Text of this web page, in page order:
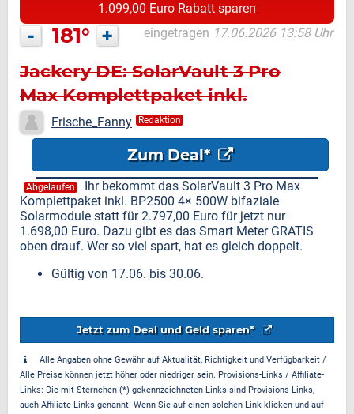
1.099,00 Euro Rabatt sparen
- 181° + eingetragen 17.06.2026 13:58 Uhr
Jackery DE: SolarVault 3 Pro
Max Komplettpaket inkl.
BP2500 4× 500W bifaziale
Solarmodule für nur 1.698,00
Euro
Frische_Fanny Redaktion
Zum Deal*
Abgelaufen
Ihr bekommt das SolarVault 3 Pro Max
Komplettpaket inkl. BP2500 4× 500W bifaziale
Solarmodule statt für 2.797,00 Euro für jetzt nur
1.698,00 Euro. Dazu gibt es das Smart Meter GRATIS
oben drauf. Wer so viel spart, hat es gleich doppelt.
Gültig von 17.06. bis 30.06.
Jetzt zum Deal und Geld sparen*
Alle Angaben ohne Gewähr auf Aktualität, Richtigkeit und Verfügbarkeit /
Alle Preise können jetzt höher oder niedriger sein. Provisions-Links / Affiliate-
Links: Die mit Sternchen (*) gekennzeichneten Links sind Provisions-Links,
auch Affiliate-Links genannt. Wenn Sie auf einen solchen Link klicken und auf